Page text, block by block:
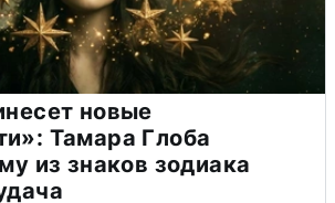
новые
Тамара Глоба
из знаков зодиака